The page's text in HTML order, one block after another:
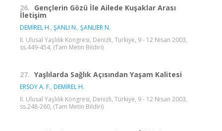
26. Gençlerin Gözü İle Ailede Kuşaklar Arası
İletişim
DEMİREL H., ŞANLI N., ŞANLIER N.
II. Ulusal Yaşlılık Kongresi, Denizli, Türkiye, 9 - 12 Nisan 2003,
ss.449-454, (Tam Metin Bildiri)
27. Yaşlılarda Sağlık Açısından Yaşam Kalitesi
ERSOY A. F., DEMİREL H.
II. Ulusal Yaşlılık Kongresi, Denizli, Türkiye, 9 - 12 Nisan 2003,
ss.248-260, (Tam Metin Bildiri)